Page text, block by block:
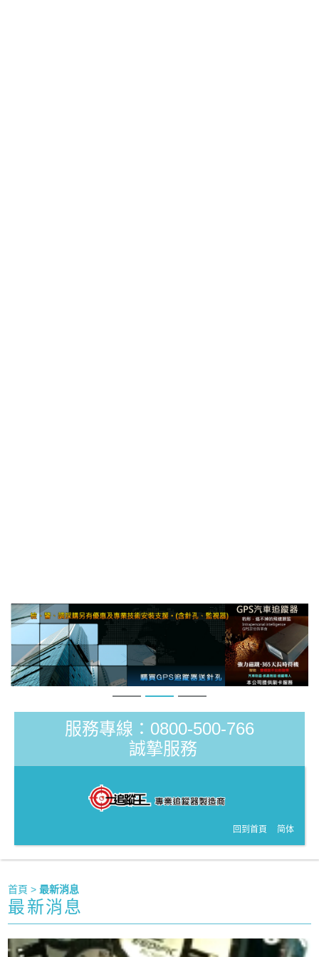
服務專線：0800-500-766
誠摯服務
回到首頁 简体
首頁 >最新消息
最新消息